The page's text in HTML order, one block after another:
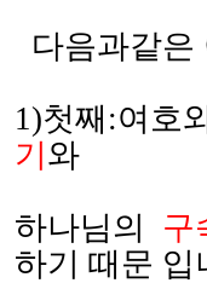
다음과같은
1)첫째 :여호
기 와
하나님의
구
하기 때문 입